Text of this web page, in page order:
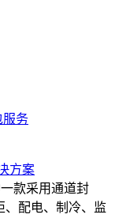
服务
方案
款采用通道封
、配电、制冷、监